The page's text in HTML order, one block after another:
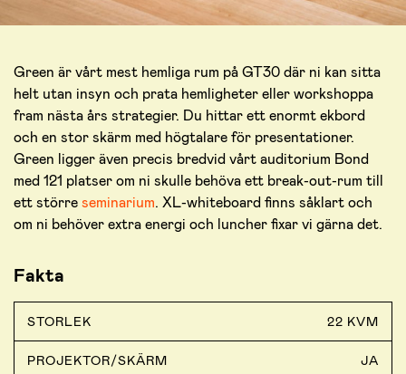
Green är vårt mest hemliga rum på GT30 där ni kan sitta
helt utan insyn och prata hemligheter eller workshoppa
fram nästa års strategier. Du hittar ett enormt ekbord
och en stor skärm med högtalare för presentationer.
Green ligger även precis bredvid vårt auditorium Bond
med 121 platser om ni skulle behöva ett break-out-rum till
ett störreseminarium. XL-whiteboard finns såklart och
om ni behöver extra energi och luncher fixar vi gärna det.
Fakta
STORLEK 22 KVM
PROJEKTOR/SKÄRM JA